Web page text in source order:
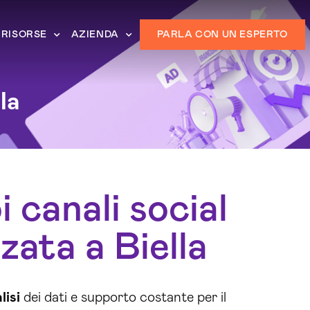
RISORSE AZIENDA PARLA CON UN ESPERTO
social
a Biella
dei dati e supporto costante per il